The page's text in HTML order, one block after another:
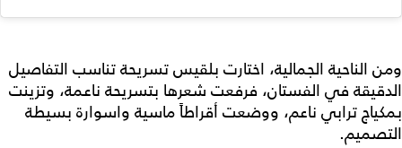
ومن الناحية الجمالية، اختارت بلقيس تسريحة تناسب التفاصيل
الدقيقة في الفستان، فرفعت شعرها بتسريحة ناعمة، وتزينت
بمكياج ترابي ناعم، ووضعت أقراطاً ماسية واسوارة بسيطة
التصميم.